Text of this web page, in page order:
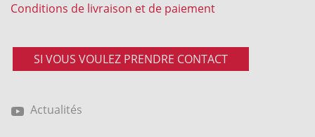
Conditions de livraison et de paiement
SI VOUS VOULEZ PRENDRE CONTACT
Actualités